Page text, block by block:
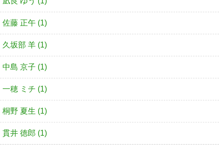
佐藤 正午 (1)
久坂部 羊 (1)
中島 京子 (1)
一穂 ミチ (1)
桐野 夏生 (1)
貫井 徳郎 (1)